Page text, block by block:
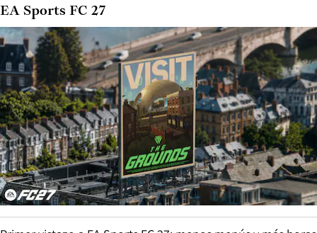
EA Sports FC 27